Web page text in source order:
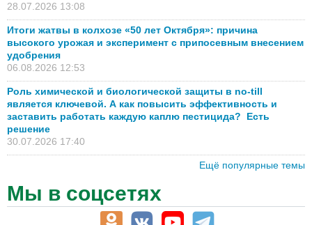
28.07.2026 13:08
Итоги жатвы в колхозе «50 лет Октября»: причина
высокого урожая и эксперимент с припосевным внесением
удобрения
06.08.2026 12:53
Роль химической и биологической защиты в no-till
является ключевой. А как повысить эффективность и
заставить работать каждую каплю пестицида? Есть
решение
30.07.2026 17:40
Ещё популярные темы
Мы в соцсетях